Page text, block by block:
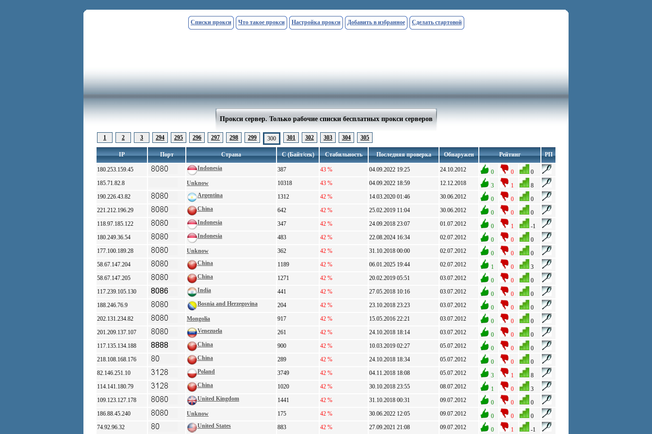
Списки прокси Что такое прокси Настройка прокси Добавить в избранное Сделать стартовой
Прокси сервер. Только рабочие списки бесплатных прокси серверов
1 2 3 294 295 296 297 298 299 300 301 302 303 304 305
IP Порт Страна С (Байт/сек) Стабильность Последняя проверка Обнаружен Рейтинг РП
180.253.159.45 Indonesia 387 43 % 04.09.2022 19:25 24.10.2012 0 0
0
185.71.82.8
Unknow 10318 43 % 04.09.2022 18:59 12.12.2018 3 1
8
190.226.43.82
Argentina 1312 42 % 14.03.2020 01:46 30.06.2012 0 0
0
221.212.196.29
China 642 42 % 25.02.2019 11:04 30.06.2012 0 0
0
118.97.185.122
Indonesia 347 42 % 24.09.2018 23:07 01.07.2012 0 1
-1
180.249.36.54
Indonesia 483 42 % 22.08.2024 16:34 02.07.2012 0 0
0
177.100.189.28
Unknow 362 42 % 31.10.2018 00:00 02.07.2012 0 0
0
58.67.147.204
China 1189 42 % 06.01.2025 19:44 02.07.2012 1 0
3
58.67.147.205
China 1271 42 % 20.02.2019 05:51 03.07.2012 0 0
0
117.239.105.130
India 441 42 % 27.05.2018 10:16 03.07.2012 0 0
0
188.246.76.9
Bosnia and Herzegovina 204 42 % 23.10.2018 23:23 03.07.2012 0 0
0
202.131.234.82
Mongolia 917 42 % 15.05.2016 22:21 03.07.2012 0 0
0
201.209.137.107
Venezuela 261 42 % 24.10.2018 18:14 03.07.2012 0 0
0
117.135.134.188
China 900 42 % 10.03.2019 02:27 05.07.2012 0 0
0
218.108.168.176
China 289 42 % 24.10.2018 18:34 05.07.2012 0 0
0
82.146.251.10
Poland 3749 42 % 04.11.2018 18:08 05.07.2012 3 1
8
114.141.180.79
China 1020 42 % 30.10.2018 23:55 08.07.2012 1 0
3
109.123.127.178
United Kingdom 1441 42 % 31.10.2018 00:31 09.07.2012 0 0
0
186.88.45.240
Unknow 175 42 % 30.06.2022 12:05 09.07.2012 0 0
0
74.92.96.32
United States 883 42 % 27.09.2021 21:08 09.07.2012 0 1 -1